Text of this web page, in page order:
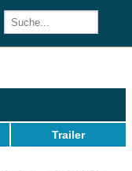
Trailer